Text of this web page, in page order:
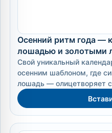
Осенний ритм года —
лошадью и золотыми
Свой уникальный
осенним шаблоном, где
лошадь — олицетворяет